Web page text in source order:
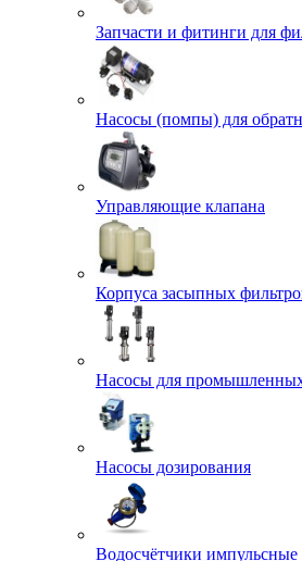
Запчасти и фитинги для
Насосы (помпы) для
Управляющие клапана
Корпуса засыпных
Насосы для
Насосы дозирования
Водосчётчики импульсные